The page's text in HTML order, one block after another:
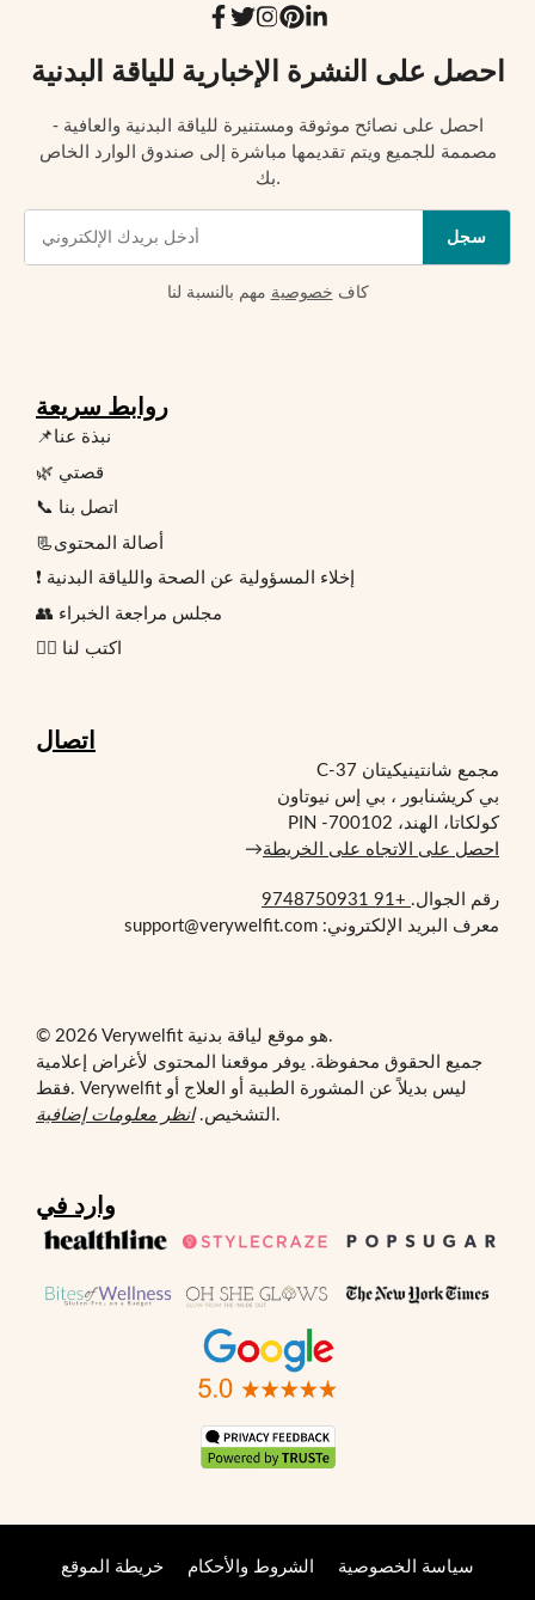
احصل على النشرة الإخبارية للياقة البدنية
احصل على نصائح موثوقة ومستنيرة للياقة البدنية والعافية -
مصممة للجميع ويتم تقديمها مباشرة إلى صندوق الوارد الخاص
بك.
سجل
كاف خصوصية مهم بالنسبة لنا
روابط سريعة
📌نبذة عنا
🌿 قصتي
📞 اتصل بنا
📃أصالة المحتوى
❗ إخلاء المسؤولية عن الصحة واللياقة البدنية
👥 مجلس مراجعة الخبراء
✍🏻 اكتب لنا
اتصال
مجمع شانتينيكيتان C-37
بي كريشنابور ، بي إس نيوتاون
كولكاتا، الهند، PIN -700102
احصل على الاتجاه على الخريطة→
رقم الجوال. +91 9748750931
معرف البريد الإلكتروني: support@verywelfit.com
© 2026 Verywelfit هو موقع لياقة بدنية.
جميع الحقوق محفوظة. يوفر موقعنا المحتوى لأغراض إعلامية
فقط. Verywelfit ليس بديلاً عن المشورة الطبية أو العلاج أو
التشخيص.انظر معلومات إضافية .
وارد في
خريطة الموقع الشروط والأحكام سياسة الخصوصية